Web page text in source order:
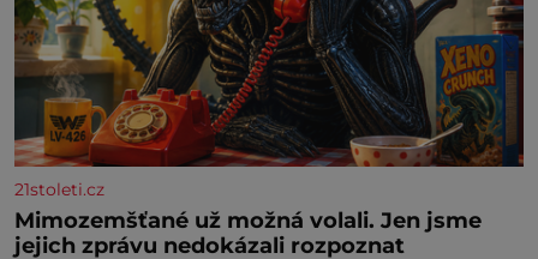
21stoleti.cz
Mimozemšťané už možná volali. Jen jsme
jejich zprávu nedokázali rozpoznat